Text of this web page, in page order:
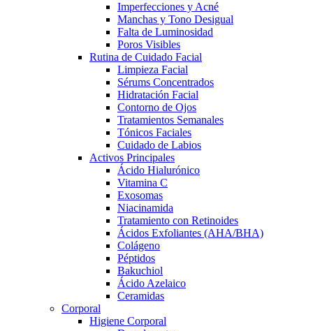
Imperfecciones y Acné
Manchas y Tono Desigual
Falta de Luminosidad
Poros Visibles
Rutina de Cuidado Facial
Limpieza Facial
Sérums Concentrados
Hidratación Facial
Contorno de Ojos
Tratamientos Semanales
Tónicos Faciales
Cuidado de Labios
Activos Principales
Ácido Hialurónico
Vitamina C
Exosomas
Niacinamida
Tratamiento con Retinoides
Ácidos Exfoliantes (AHA/BHA)
Colágeno
Péptidos
Bakuchiol
Ácido Azelaico
Ceramidas
Corporal
Higiene Corporal